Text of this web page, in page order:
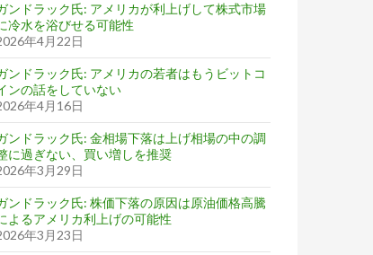
ンドラック氏: アメリカが利上げして株式市場
冷水を浴びせる可能性
年4月22日
ンドラック氏: アメリカの若者はもうビットコ
ンの話をしていない
年4月16日
ンドラック氏: 金相場下落は上げ相場の中の調
に過ぎない、買い増しを推奨
年3月29日
ンドラック氏: 株価下落の原因は原油価格高騰
よるアメリカ利上げの可能性
年3月23日